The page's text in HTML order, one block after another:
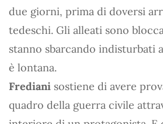
due giorni, prima di doversi
tedeschi. Gli alleati sono
stanno sbarcando indisturbati
è lontana.
Frediani sostiene di avere
quadro della guerra civile